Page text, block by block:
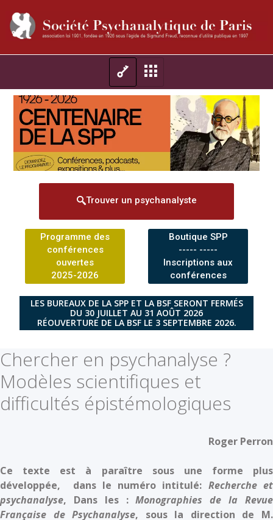
Trouver un psychanalyste
Programme des
conférences
ouvertes
2025-2026
Boutique SPP
----- -----
Inscriptions aux
conférences
LES BUREAUX DE LA SPP ET LA BSF SERONT FERMÉS
DU 30 JUILLET AU 31 AOÛT 2026
RÉOUVERTURE DE LA BSF LE 3 SEPTEMBRE 2026.
Chercher en psychanalyse ?
Modèles scientifiques et
difficultés épistémologiques
Roger Perron
Ce texte est à paraître sous une forme plus
développée, dans le numéro intitulé: Recherche et
psychanalyse, Dans les :Monographies de la Revue
Française de Psychanalyse, sous la direction de M.